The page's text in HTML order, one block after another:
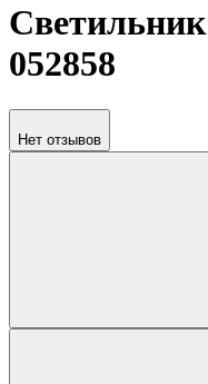
052858
Нет отзывов